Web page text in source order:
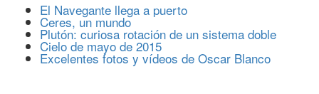
El Navegante llega a puerto
Ceres, un mundo
Plutón: curiosa rotación de un sistema doble
Cielo de mayo de 2015
Excelentes fotos y vídeos de Oscar Blanco